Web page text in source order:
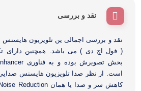
نقد و بررسی
( فول اچ دی ) می باشد. همچنین دارای
است. از نظر صدا تلویزیون هایسنس